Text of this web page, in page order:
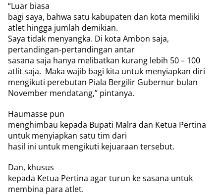
“Luar biasa
bagi saya, bahwa satu kabupaten dan kota memiliki
atlet hingga jumlah demikian.
Saya tidak menyangka. Di kota Ambon saja,
pertandingan-pertandingan antar
sasana saja hanya melibatkan kurang lebih 50 – 100
atlit saja. Maka wajib bagi kita untuk menyiapkan diri
mengikuti perebutan Piala Bergilir Gubernur bulan
November mendatang,” pintanya.
Haumasse pun
menghimbau kepada Bupati Malra dan Ketua Pertina
untuk menyiapkan satu tim dari
hasil ini untuk mengikuti kejuaraan tersebut.
Dan, khusus
kepada Ketua Pertina agar turun ke sasana untuk
membina para atlet.